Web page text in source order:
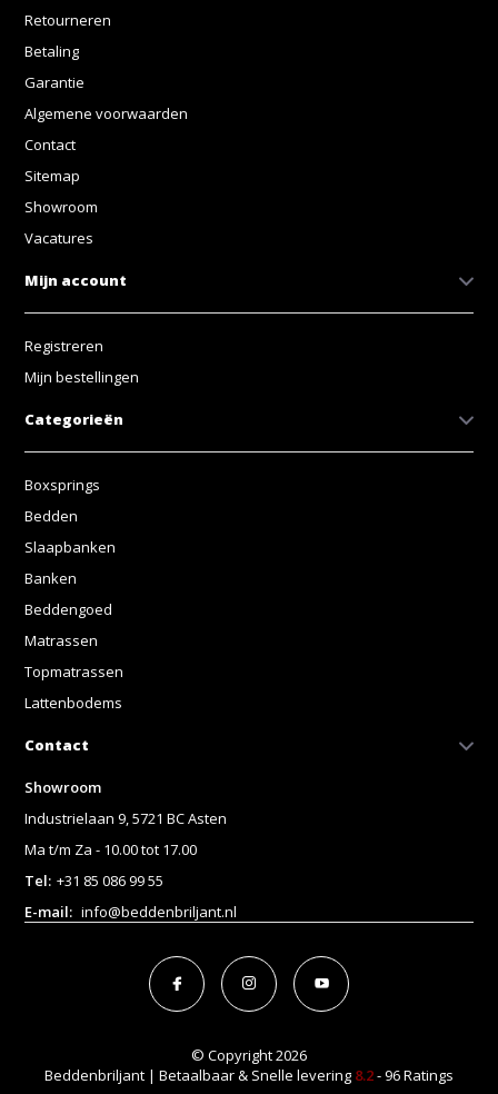
Retourneren
Betaling
Garantie
Algemene voorwaarden
Contact
Sitemap
Showroom
Vacatures
Mijn account
Registreren
Mijn bestellingen
Categorieën
Boxsprings
Bedden
Slaapbanken
Banken
Beddengoed
Matrassen
Topmatrassen
Lattenbodems
Contact
Showroom
Industrielaan 9, 5721 BC Asten
Ma t/m Za - 10.00 tot 17.00
Tel: +31 85 086 99 55
E-mail: info@beddenbriljant.nl
© Copyright 2026
Beddenbriljant | Betaalbaar & Snelle levering 8.2- 96 Ratings